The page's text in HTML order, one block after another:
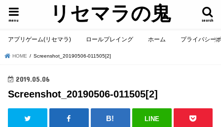
リセマラの鬼 search
menu
アプリゲーム(リセマラ) ロールプレイング ホーム プライバシー
HOME Screenshot_20190506-011505[2]
2019.05.06
Screenshot_20190506-011505[2]
LINE